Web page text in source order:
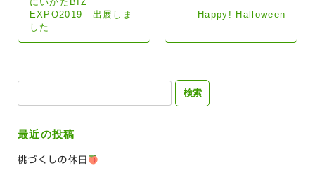
EXPO2019 出展しま
した
Happy! Halloween
検
最近の投稿
桃づくしの休日